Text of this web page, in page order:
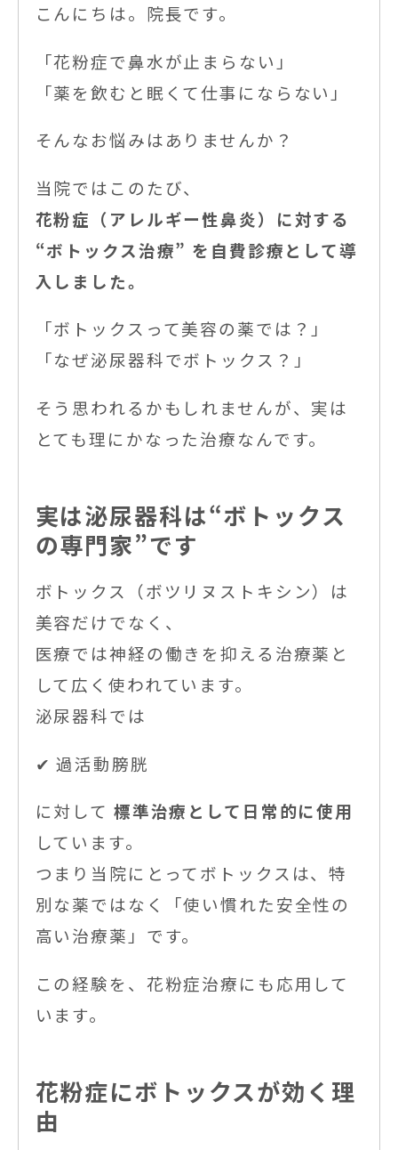
こんにちは。院長です。
「花粉症で鼻水が止まらない」
「薬を飲むと眠くて仕事にならない」
そんなお悩みはありませんか？
当院ではこのたび、
花粉症（アレルギー性鼻炎）に対する
“ボトックス治療” を自費診療として導
入しました。
「ボトックスって美容の薬では？」
「なぜ泌尿器科でボトックス？」
そう思われるかもしれませんが、実は
とても理にかなった治療なんです。
実は泌尿器科は“ボトックス
の専門家”です
ボトックス（ボツリヌストキシン）は
美容だけでなく、
医療では神経の働きを抑える治療薬と
して広く使われています。
泌尿器科では
✔ 過活動膀胱
に対して 標準治療として日常的に使用
しています。
つまり当院にとってボトックスは、特
別な薬ではなく「使い慣れた安全性の
高い治療薬」です。
この経験を、花粉症治療にも応用して
います。
花粉症にボトックスが効く理
由